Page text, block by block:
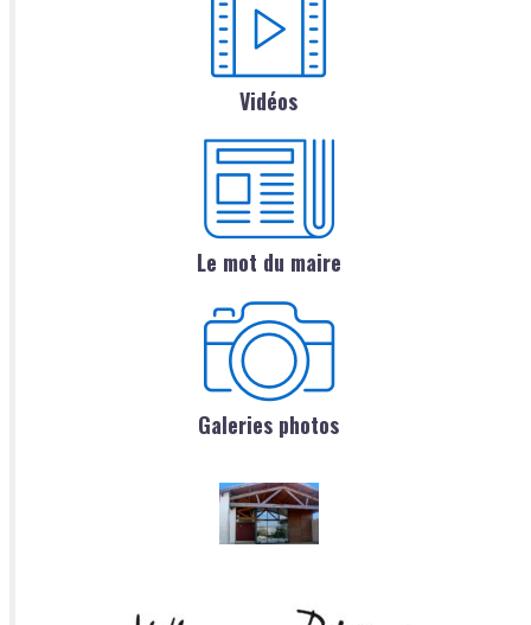
Vidéos
Le mot du maire
Galeries photos